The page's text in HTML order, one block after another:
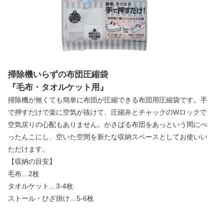
掃除機いらずの布団圧縮袋
『毛布・タオルケット用』
掃除機が無くても簡単に布団が圧縮できる布団用圧縮袋です。手
で押すだけで楽に空気が抜けて、圧縮弁とチャックのWロックで
空気戻りの心配もありません。かさばる布団をあっという間にぺ
ったんこにし、空いた空間を新たな収納スペースとしてお使いい
ただけます。
【収納の目安】
毛布…2枚
タオルケット…3-4枚
ストール・ひざ掛け…5-6枚